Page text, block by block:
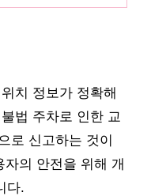
치 정보가 정확해
법 주차로 인한 교
로 신고하는 것이
의 안전을 위해 개
다.